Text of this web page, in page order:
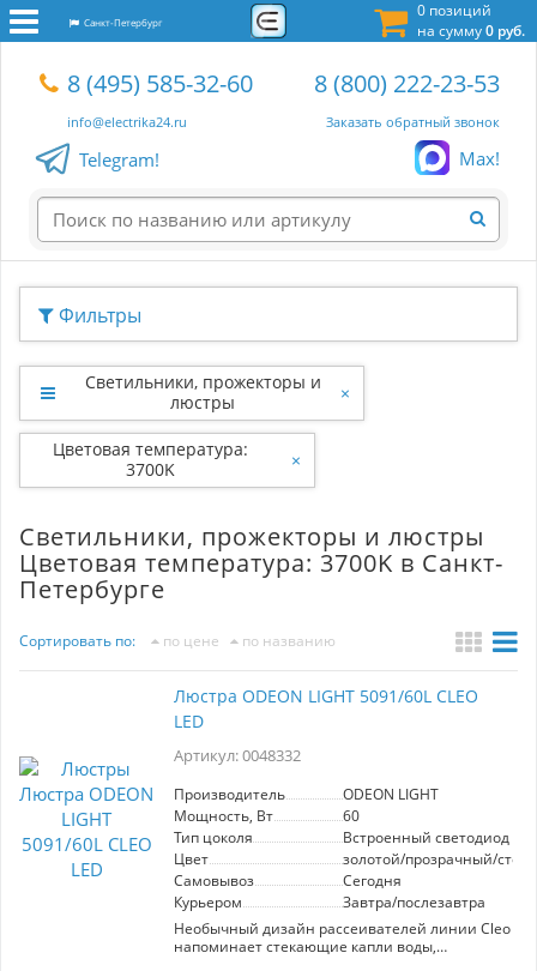
0 позиций
на сумму0 руб.
Санкт-Петербург
8 (495) 585-32-60
info@electrika24.ru
8 (800) 222-23-53
Заказать обратный звонок
Telegram! Max!
Фильтры
Светильники, прожекторы и
люстры
×
Цветовая температура:
3700K
×
Светильники, прожекторы и люстры
Цветовая температура: 3700K в Санкт-
Петербурге
Сортировать по: по цене по названию
Люстра ODEON LIGHT 5091/60L CLEO
LED
Артикул: 0048332
Производитель
ODEON LIGHT
Мощность, Вт
60
Тип цоколя
Встроенный светодиод
Цвет
золотой/прозрачный/
Самовывоз
Сегодня
Курьером
Завтра/послезавтра
Необычный дизайн рассеивателей линии Cleo
напоминает стекающие капли воды,